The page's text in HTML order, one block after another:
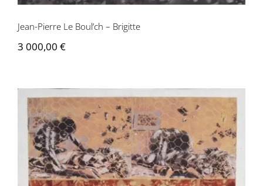
Jean-Pierre Le Boul’ch – Brigitte
3 000,00 €